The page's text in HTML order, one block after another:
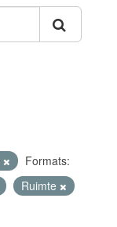
Formats:
Ruimte